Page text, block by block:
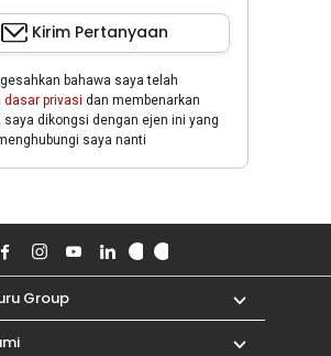
Kirim Pertanyaan
bahawa saya telah
dasar privasi dan membenarkan
dikongsi dengan ejen ini yang
saya nanti
Group